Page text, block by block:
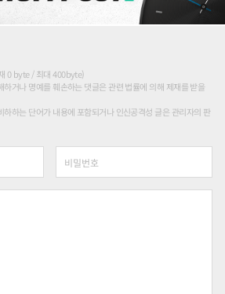
0 byte / 최대 400byte)
하거나 명예를 훼손하는 댓글은 관련 법률에 의해 제재를 받을
하하는 단어가 내용에 포함되거나 인신공격성 글은 관리자의 판